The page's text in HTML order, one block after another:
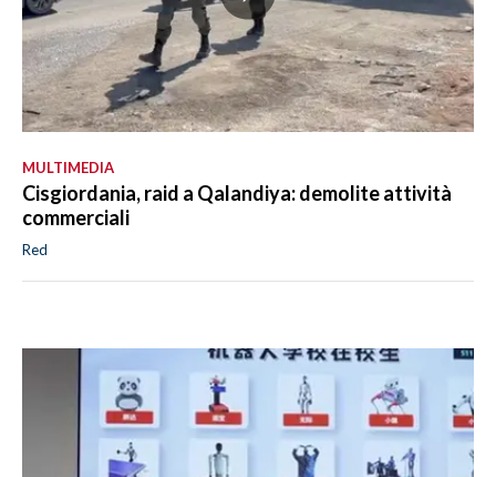
MULTIMEDIA
Cisgiordania, raid a Qalandiya: demolite attività
commerciali
Red